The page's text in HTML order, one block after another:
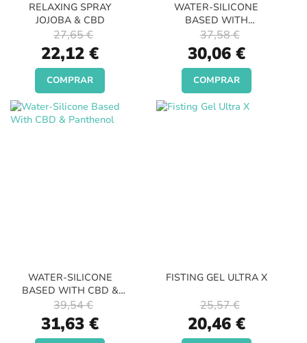
RELAXING SPRAY
JOJOBA & CBD
Special
Price
22,12 €
27,65 €
COMPRAR
WATER-SILICONE
BASED WITH
PANTHENOL
Special
Price
30,06 €
37,58 €
COMPRAR
WATER-SILICONE
BASED WITH CBD &
PANTHENOL
Special
Price
31,63 €
39,54 €
FISTING GEL ULTRA X
Special
Price
20,46 €
25,57 €